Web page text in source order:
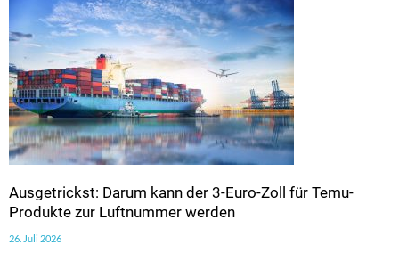
Ausgetrickst: Darum kann der 3-Euro-Zoll für Temu-
Produkte zur Luftnummer werden
26. Juli 2026